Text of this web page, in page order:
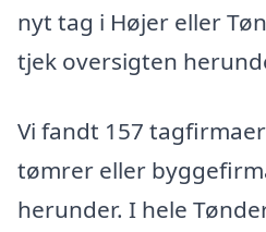
nyt tag i Højer eller
tjek oversigten
Vi fandt 157
tømrer eller
herunder. I hele